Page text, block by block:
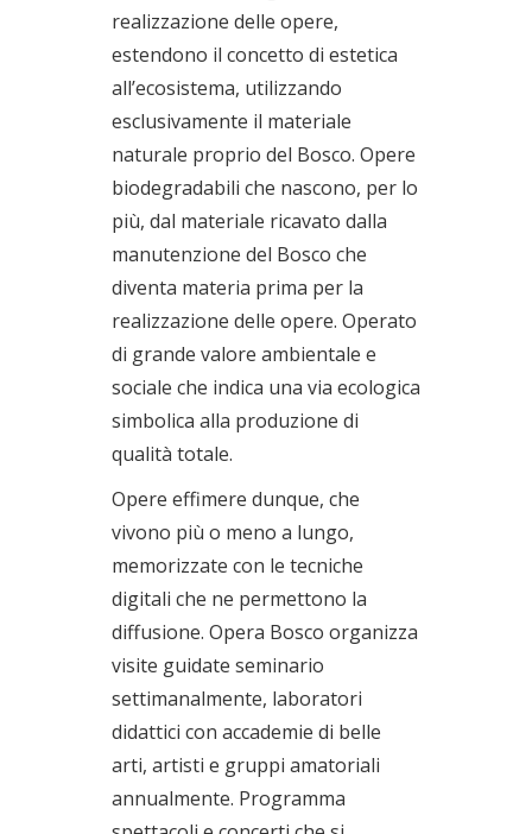
realizzazione delle opere,
estendono il concetto di estetica
all’ecosistema, utilizzando
esclusivamente il materiale
naturale proprio del Bosco. Opere
biodegradabili che nascono, per lo
più, dal materiale ricavato dalla
manutenzione del Bosco che
diventa materia prima per la
realizzazione delle opere. Operato
di grande valore ambientale e
sociale che indica una via ecologica
simbolica alla produzione di
qualità totale.
Opere effimere dunque, che
vivono più o meno a lungo,
memorizzate con le tecniche
digitali che ne permettono la
diffusione. Opera Bosco organizza
visite guidate seminario
settimanalmente, laboratori
didattici con accademie di belle
arti, artisti e gruppi amatoriali
annualmente. Programma